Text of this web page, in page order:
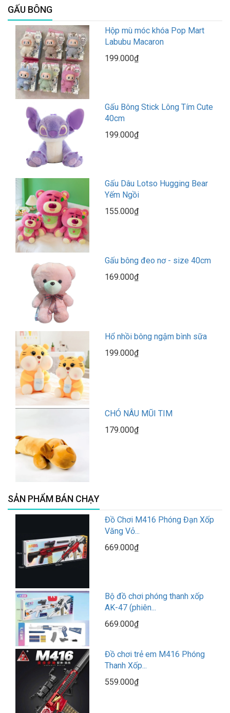
GẤU BÔNG
Hộp mù móc khóa Pop Mart
Labubu Macaron
199.000₫
Gấu Bông Stick Lông Tím Cute
40cm
199.000₫
Gấu Dâu Lotso Hugging Bear
Yếm Ngồi
155.000₫
Gấu bông đeo nơ - size 40cm
169.000₫
Hổ nhồi bông ngậm bình sữa
199.000₫
CHÓ NÂU MŨI TIM
179.000₫
SẢN PHẨM BÁN CHẠY
Đồ Chơi M416 Phóng Đạn Xốp
Văng Vỏ...
669.000₫
Bộ đồ chơi phóng thanh xốp
AK-47 (phiên...
669.000₫
Đồ chơi trẻ em M416 Phóng
Thanh Xốp...
559.000₫